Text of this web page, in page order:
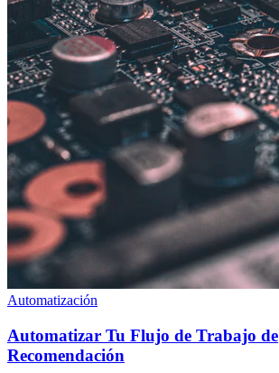
Automatización
Automatizar Tu Flujo de Trabajo de
Recomendación